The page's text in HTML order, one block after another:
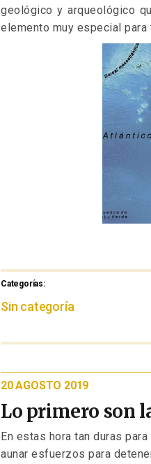
geológico y arqueológico
elemento muy especial
Categorías:Categorías
Sin categoría
PUBLICADO
EL
20 AGOSTO 2019
Lo primero son
En estas hora tan duras
aunar esfuerzos para